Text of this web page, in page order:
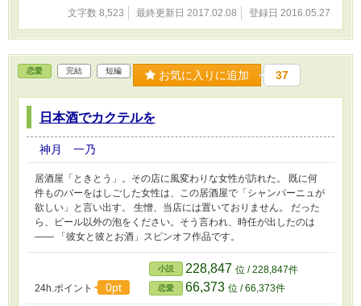
文字数 8,523 最終更新日 2017.02.08 登録日 2016.05.27
恋愛 完結 短編 お気に入りに追加 37
日本酒でカクテルを
神月 一乃
居酒屋「ときとう」。その店に風変わりな女性が訪れた。 既に何
件ものバーをはしごした女性は、この居酒屋で「シャンパーニュが
欲しい」と言い出す。 生憎、当店には置いておりません。 だった
ら、ビール以外の泡をください。そう言われ、時任が出したのは
―― 「彼女と彼とお酒」スピンオフ作品です。
24h.ポイント 0pt
小説 228,847 位 / 228,847件
恋愛 66,373 位 / 66,373件